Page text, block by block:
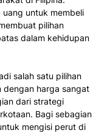
untuk membeli
pilihan
dalam kehidupan
salah satu pilihan
dengan harga sangat
dari strategi
Bagi sebagian
mengisi perut di